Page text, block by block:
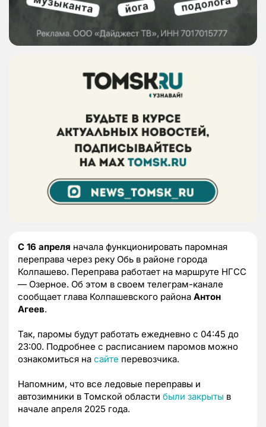
С 16 апреля начала функционировать паромная
переправа через реку Обь в районе города
Колпашево. Переправа работает на маршруте НГСС
— Озерное. Об этом в своем телеграм-канале
сообщает глава Колпашевского района Антон
Агеев.
Так, паромы будут работать ежедневно с 04:45 до
23:00. Подробнее с расписанием паромов можно
ознакомиться на сайте перевозчика.
Напомним, что все ледовые переправы и
автозимники в Томской области были закрыты в
начале апреля 2025 года.